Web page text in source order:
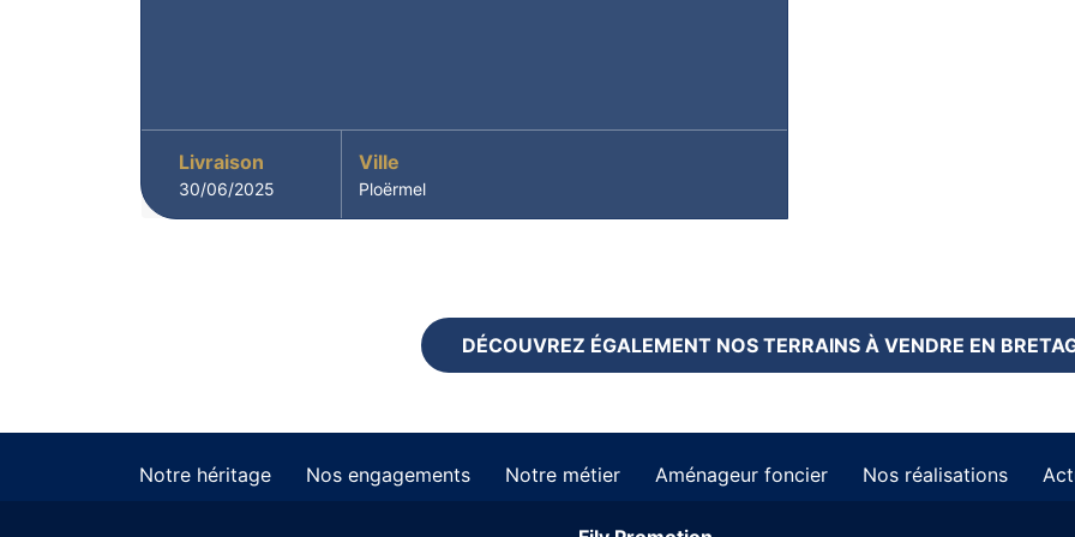
Livraison
30/06/2025
Ville
Ploërmel
DÉCOUVREZ ÉGALEMENT NOS TERRAINS À VENDRE EN
Notre héritage Nos engagements Notre métier Aménageur foncier Nos réalisations